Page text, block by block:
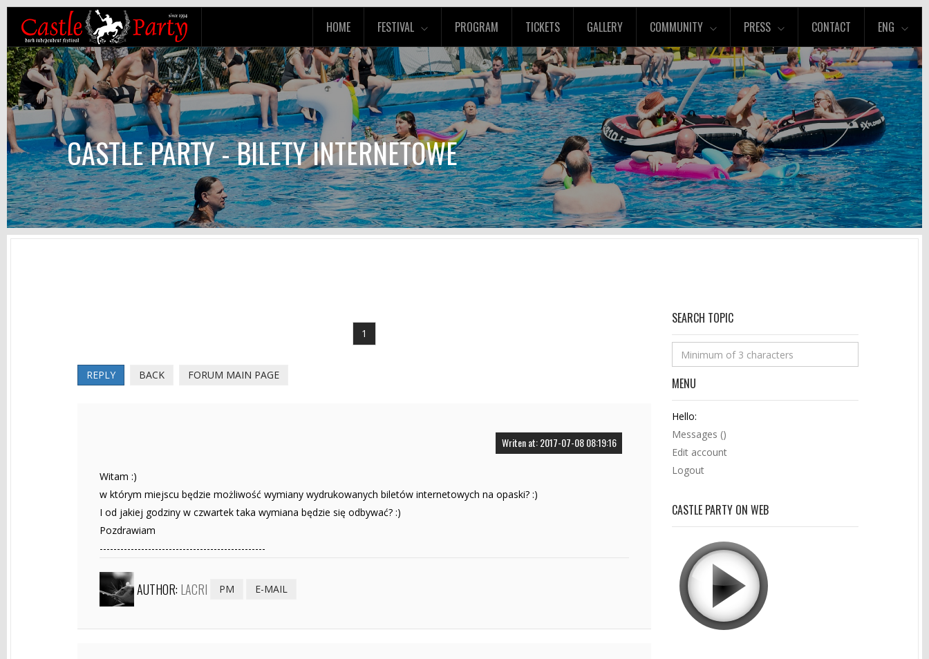
HOME FESTIVAL PROGRAM TICKETS GALLERY COMMUNITY PRESS CONTACT ENG
CASTLE PARTY - BILETY INTERNETOWE
1
REPLY BACK FORUM MAIN PAGE
Writen at: 2017-07-08 08:19:16
Witam :)
w którym miejscu będzie możliwość wymiany wydrukowanych biletów internetowych na opaski? :)
I od jakiej godziny w czwartek taka wymiana będzie się odbywać? :)
Pozdrawiam
------------------------------------------------
AUTHOR: LACRI PM E-MAIL
SEARCH TOPIC
MENU
Hello:
Messages ()
Edit account
Logout
CASTLE PARTY ON WEB